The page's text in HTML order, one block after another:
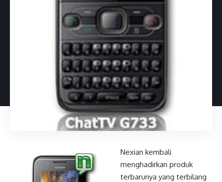
Nexian kembali
menghadirkan produk
terbarunya yang terbilang